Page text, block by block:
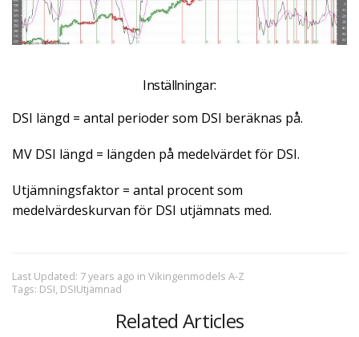
Inställningar:
DSI längd = antal perioder som DSI beräknas på.
MV DSI längd = längden på medelvärdet för DSI.
Utjämningsfaktor = antal procent som
medelvärdeskurvan för DSI utjämnats med.
Last Updated: 7 years ago in Vikingenmodels A-Z
Tags: DSI, DSIUtjämnad
Related Articles